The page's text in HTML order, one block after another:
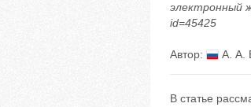
электронный
id=45425
Автор: А. А.
В статье